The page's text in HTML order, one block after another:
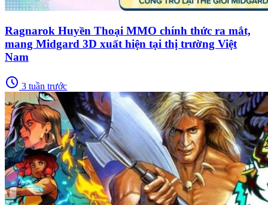
Ragnarok Huyền Thoại MMO chính thức ra mắt,
mang Midgard 3D xuất hiện tại thị trường Việt
Nam
schedule 3 tuần trước